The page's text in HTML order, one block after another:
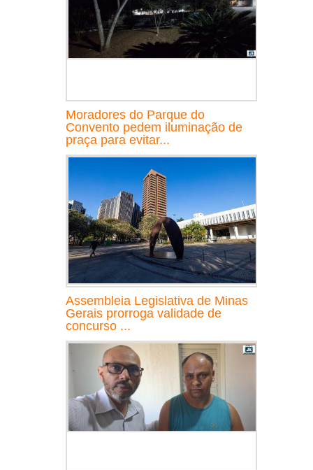
Moradores do Parque do
Convento pedem iluminação de
praça para evitar...
Assembleia Legislativa de Minas
Gerais prorroga validade de
concurso ...